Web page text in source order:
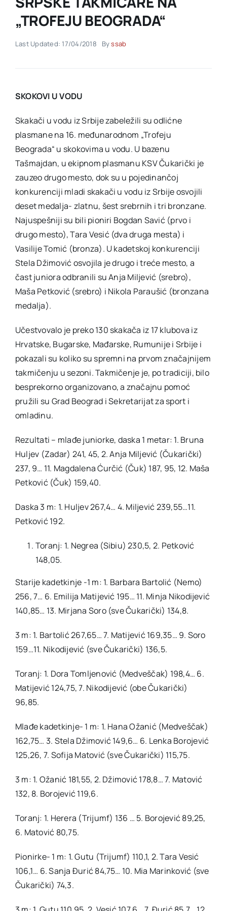
Akti SSAB
„TROFEJU BEOGRADA“
Last Updated: 17/04/2018 Byssab
SKOKOVI U VODU
Skakači u vodu iz Srbije zabeležili su odlićne
plasmane na 16. međunarodnom „Trofeju
Beograda“ u skokovima u vodu. U bazenu
Tašmajdan, u ekipnom plasmanu KSV Čukarički je
zauzeo drugo mesto, dok su u pojedinančoj
konkurenciji mladi skakači u vodu iz Srbije osvojili
deset medalja- zlatnu, šest srebrnih i tri bronzane.
Najuspešniji su bili pioniri Bogdan Savić (prvo i
drugo mesto), Tara Vesić (dva druga mesta) i
Vasilije Tomić (bronza). U kadetskoj konkurenciji
Stela Džimović osvojila je drugo i treće mesto, a
čast juniora odbranili su Anja Miljević (srebro),
Maša Petković (srebro) i Nikola Paraušić (bronzana
medalja).
Učestvovalo je preko 130 skakača iz 17 klubova iz
Hrvatske, Bugarske, Mađarske, Rumunije i Srbije i
pokazali su koliko su spremni na prvom značajnijem
takmičenju u sezoni. Takmičenje je, po tradiciji, bilo
besprekorno organizovano, a značajnu pomoć
pružili su Grad Beograd i Sekretarijat za sport i
omladinu.
Rezultati – mlađe juniorke, daska 1 metar: 1. Bruna
Huljev (Zadar) 241, 45, 2. Anja Miljević (Čukarički)
237, 9… 11. Magdalena Ćurčić (Čuk) 187, 95, 12. Maša
Petković (Čuk) 159,40.
Daska 3 m: 1. Huljev 267,4… 4. Miljević 239,55…11.
Petković 192.
Toranj: 1. Negrea (Sibiu) 230,5, 2. Petković
148,05.
Starije kadetkinje -1 m: 1. Barbara Bartolić (Nemo)
256, 7… 6. Emilija Matijević 195… 11. Minja Nikodijević
140,85… 13. Mirjana Soro (sve Čukarički) 134,8.
3 m: 1. Bartolić 267,65… 7. Matijević 169,35… 9. Soro
159…11. Nikodijević (sve Čukarički) 136,5.
Toranj: 1. Dora Tomljenović (Medveščak) 198,4… 6.
Matijević 124,75, 7. Nikodijević (obe Čukarički)
96,85.
Mlađe kadetkinje- 1 m: 1. Hana Ožanić (Medveščak)
162,75… 3. Stela Džimović 149,6… 6. Lenka Borojević
125,26, 7. Sofija Matović (sve Čukarički) 115,75.
3 m: 1. Ožanić 181,55, 2. Džimović 178,8… 7. Matović
132, 8. Borojević 119,6.
Toranj: 1. Herera (Trijumf) 136 … 5. Borojević 89,25,
6. Matović 80,75.
Pionirke- 1 m: 1. Gutu (Trijumf) 110,1, 2. Tara Vesić
106,1… 6. Sanja Đurić 84,75… 10. Mia Marinković (sve
Čukarički) 74,3.